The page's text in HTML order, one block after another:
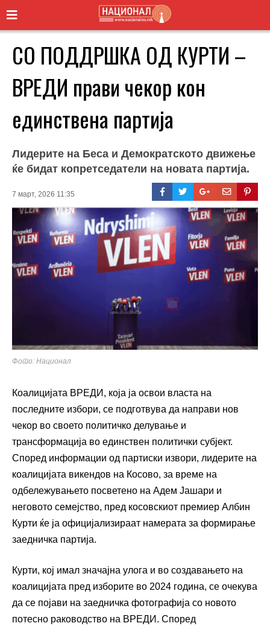
СО ПОДДРШКА ОД КУРТИ –
ВРЕДИ прави чекор кон
единствена партија
Лидерите на Беса и Демократското движење
ќе бидат копретседатели на новата партија.
7 март, 2026 11:35
Фото: Национал
Коалицијата ВРЕДИ, која ја освои власта на
последните избори, се подготвува да направи нов
чекор во своето политичко делување и
трансформација во единствен политички субјект.
Според информации од партиски извори, лидерите на
коалицијата викендов на Косово, за време на
одбележувањето посветено на Адем Јашари и
неговото семејство, пред косовскиот премиер Албин
Курти ќе ја официјализираат намерата за формирање
заедничка партија.
Курти, кој имал значајна улога и во создавањето на
коалицијата пред изборите во 2024 година, се очекува
да се појави на заедничка фотографија со новото
потесно раководство на ВРЕДИ. Според